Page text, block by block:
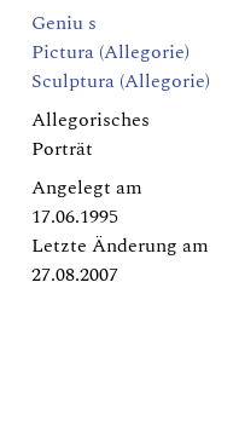
Geniu s
Pictura (Allegorie)
Sculptura (Allegorie)
Allegorisches
Porträt
Angelegt am
17.06.1995
Letzte Änderung am
27.08.2007